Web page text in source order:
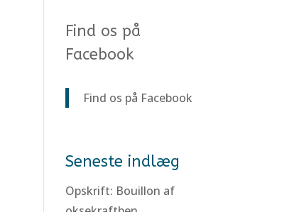
Find os på
Facebook
Find os på Facebook
Seneste indlæg
Opskrift: Bouillon af